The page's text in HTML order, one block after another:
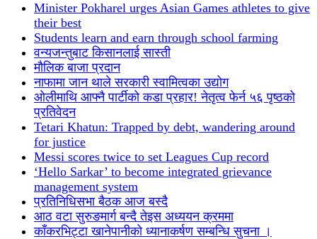
Minister Pokharel urges Asian Games athletes to give
their best
Students learn and earn through school farming
वन्यजन्तुबाट किसानलाई सास्ती
मौलिक बाजा प्रदान
नाफामा जान थाले सरकारी स्वामित्वका उद्योग
ओलीमाथि आफ्नै पार्टीको कडा प्रहार! नेतृत्व फेर्न ५६ पृष्ठको
प्रतिवेदन
Tetari Khatun: Trapped by debt, wandering around
for justice
Messi scores twice to set Leagues Cup record
‘Hello Sarkar’ to become integrated grievance
management system
प्रतिनिधिसभा बैठक आज बस्दै
आठ वटा सुरुङमार्ग बन्दै तेइस अध्ययन क्रममा
काँकरभिट्टा खानेपानीको ध्यानाकर्षण सम्बन्धि सुचना ।